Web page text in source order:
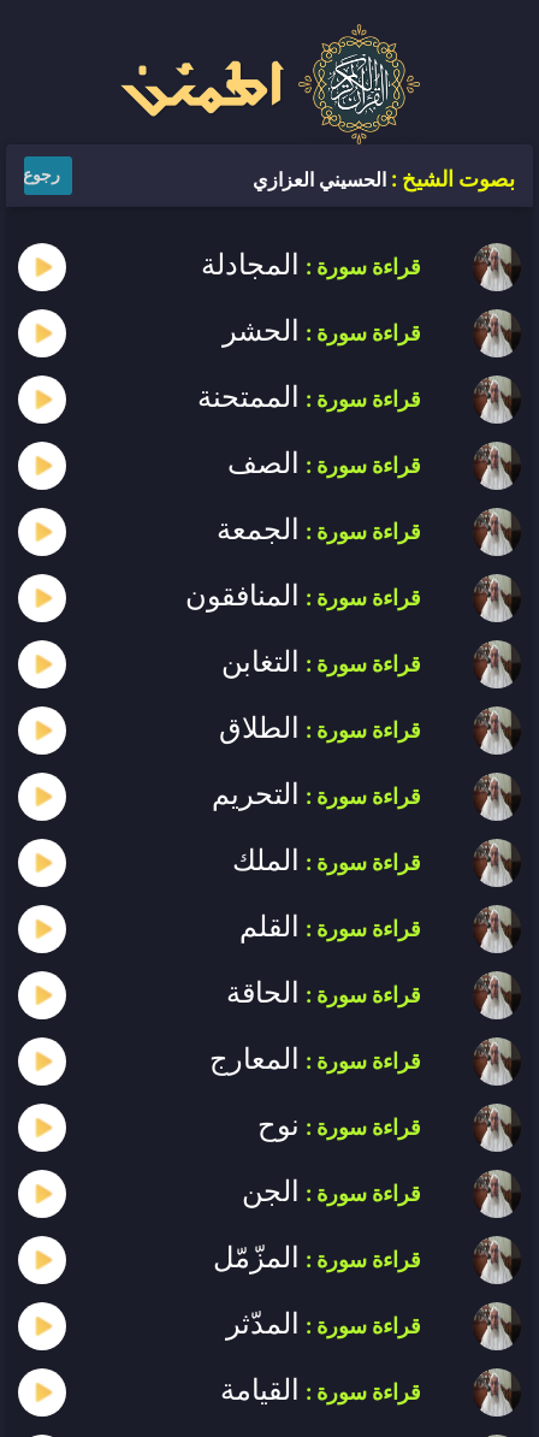
بصوت الشيخ : الحسيني العزازي رجوع
قراءة سورة : المجادلة
قراءة سورة : الحشر
قراءة سورة : الممتحنة
قراءة سورة : الصف
قراءة سورة : الجمعة
قراءة سورة : المنافقون
قراءة سورة : التغابن
قراءة سورة : الطلاق
قراءة سورة : التحريم
قراءة سورة : الملك
قراءة سورة : القلم
قراءة سورة : الحاقة
قراءة سورة : المعارج
قراءة سورة : نوح
قراءة سورة : الجن
قراءة سورة : المزّمّل
قراءة سورة : المدّثر
قراءة سورة : القيامة